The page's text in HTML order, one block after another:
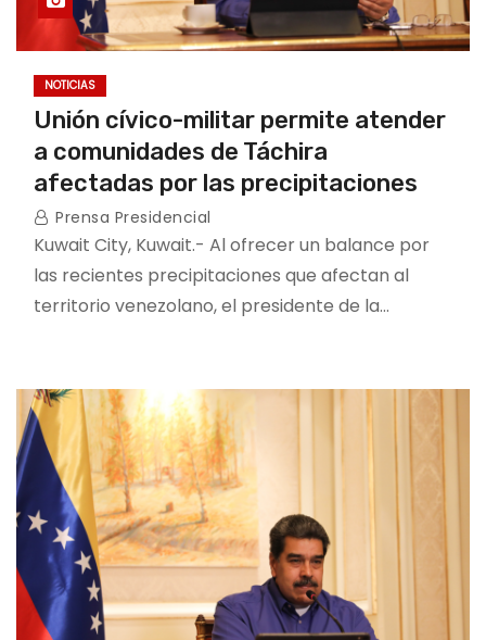
NOTICIAS
Unión cívico-militar permite atender
a comunidades de Táchira
afectadas por las precipitaciones
Prensa Presidencial
Kuwait City, Kuwait.- Al ofrecer un balance por
las recientes precipitaciones que afectan al
territorio venezolano, el presidente de la…